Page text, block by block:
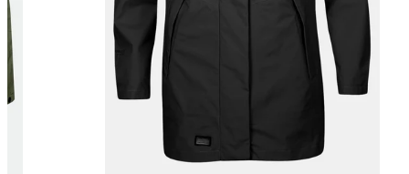
schieben